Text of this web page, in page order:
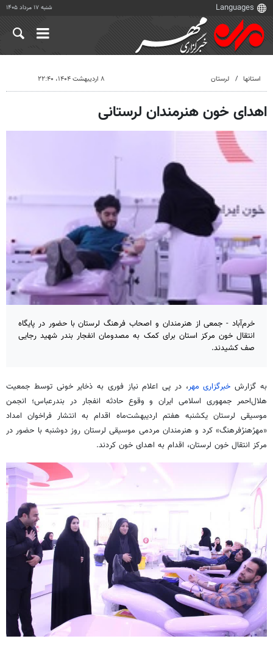
شنبه ۱۷ مرداد ۱۴۰۵
استانها لرستان ۸ اردیبهشت ۱۴۰۴، ۲۲:۴۰
اهدای خون هنرمندان لرستانی
خرم‌آباد - جمعی از هنرمندان و اصحاب فرهنگ لرستان با حضور در پایگاه
انتقال خون مرکز استان برای کمک به مصدومان انفجار بندر شهید رجایی
صف کشیدند.
به گزارش خبرگزاری مهر، در پی اعلام نیاز فوری به ذخایر خونی توسط جمعیت
هلال‌احمر جمهوری اسلامی ایران و وقوع حادثه انفجار در بندرعباس؛ انجمن
موسیقی لرستان یکشنبه هفتم اردیبهشت‌ماه اقدام به انتشار فراخوان امداد
«مهرُهنرُفرهنگ» کرد و هنرمندان مردمی موسیقی لرستان روز دوشنبه با حضور در
مرکز انتقال خون لرستان، اقدام به اهدای خون کردند.